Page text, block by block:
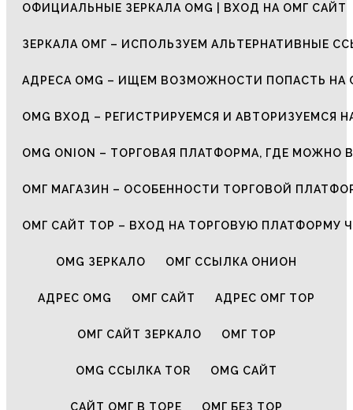
ОФИЦИАЛЬНЫЕ ЗЕРКАЛА OMG | ВХОД НА ОМГ САЙТ
ЗЕРКАЛА ОМГ – ИСПОЛЬЗУЕМ АЛЬТЕРНАТИВНЫЕ
АДРЕСА OMG – ИЩЕМ ВОЗМОЖНОСТИ ПОПАСТЬ НА
OMG ВХОД – РЕГИСТРИРУЕМСЯ И АВТОРИЗУЕМСЯ
OMG ONION – ТОРГОВАЯ ПЛАТФОРМА, ГДЕ МОЖНО
ОМГ МАГАЗИН – ОСОБЕННОСТИ ТОРГОВОЙ
ОМГ САЙТ ТОР – ВХОД НА ТОРГОВУЮ ПЛАТФОРМУ
OMG ЗЕРКАЛО ОМГ ССЫЛКА ОНИОН
АДРЕС OMG ОМГ САЙТ АДРЕС ОМГ ТОР
ОМГ САЙТ ЗЕРКАЛО ОМГ ТОР
OMG ССЫЛКА TOR OMG САЙТ
САЙТ ОМГ В ТОРЕ ОМГ БЕЗ ТОР